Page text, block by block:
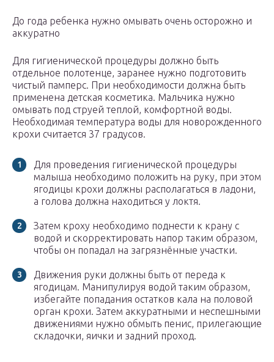
До года ребенка нужно омывать очень осторожно и
аккуратно
Для гигиенической процедуры должно быть
отдельное полотенце, заранее нужно подготовить
чистый памперс. При необходимости должна быть
применена детская косметика. Мальчика нужно
омывать под струей теплой, комфортной воды.
Необходимая температура воды для новорожденного
крохи считается 37 градусов.
Для проведения гигиенической процедуры
малыша необходимо положить на руку, при этом
ягодицы крохи должны располагаться в ладони,
а голова должна находиться у локтя.
Затем кроху необходимо поднести к крану с
водой и скорректировать напор таким образом,
чтобы он попадал на загрязнённые участки.
Движения руки должны быть от переда к
ягодицам. Манипулируя водой таким образом,
избегайте попадания остатков кала на половой
орган крохи. Затем аккуратными и неспешными
движениями нужно обмыть пенис, прилегающие
складочки, яички и задний проход.